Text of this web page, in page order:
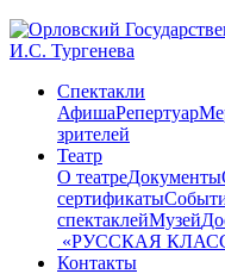
Спектакли
АфишаРепертуар
зрителей
Театр
О театреДокументы
сертификаты
спектаклейМузей
«РУССКАЯ
Контакты